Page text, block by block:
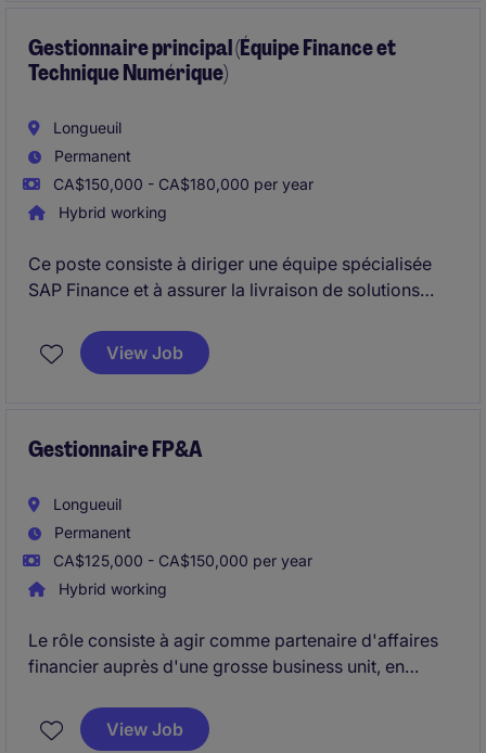
Gestionnaire principal (Équipe Finance et
Technique Numérique)
Longueuil
Permanent
CA$150,000 - CA$180,000 per year
Hybrid working
Ce poste consiste à diriger une équipe spécialisée
SAP Finance et à assurer la livraison de solutions
l'organisation Finance, tout en pilotant les projets, les
priorités et les ressources.
View Job
Gestionnaire FP&A
Longueuil
Permanent
CA$125,000 - CA$150,000 per year
Hybrid working
Le rôle consiste à agir comme partenaire d'affaires
financier auprès d'une grosse business unit, en
planification budgétaire et le soutien aux décisions
stratégiques. Le titulaire collabore étroitement avec
View Job